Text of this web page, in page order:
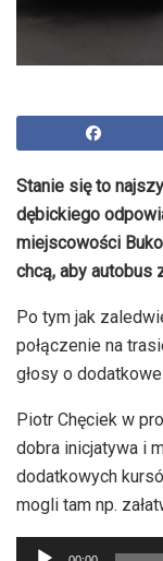
Stanie się to
dębickiego
miejscowości
chcą, aby autobus
Po tym jak
połączenie na
głosy o
Piotr Chęciek w
dobra inicjatywa i
dodatkowych
mogli tam np.
Odtwarzacz